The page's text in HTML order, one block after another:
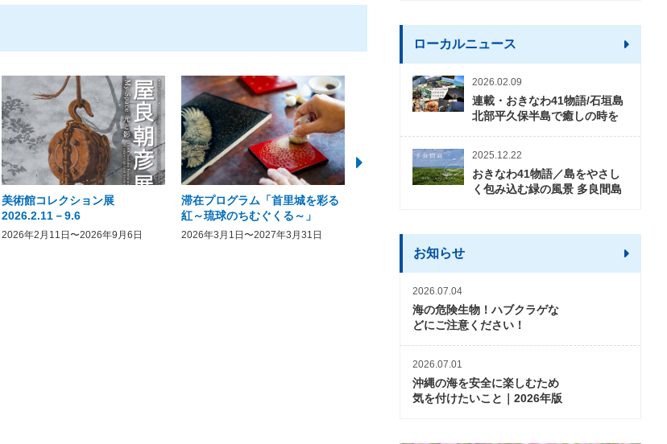
美術館コレクション展
2026.2.11－9.6
2026年2月11日〜2026年9月6日
滞在プログラム「首里城を彩る
紅～琉球のちむぐくる～」
2026年3月1日〜2027年3月31日 2026年3月5日〜2026年10月31日 2026年3月20日〜2026年11
ローカルニュース
2026.02.09
連載・おきなわ41物語/石垣島
北部平久保半島で癒しの時を
2025.12.22
おきなわ41物語／島をやさし
く包み込む緑の風景 多良間島
お知らせ
2026.07.04
海の危険生物！ハブクラゲな
どにご注意ください！
2026.07.01
沖縄の海を安全に楽しむため
気を付けたいこと｜2026年版